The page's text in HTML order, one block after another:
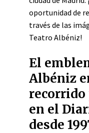
oportunidad de
través de las
Teatro Albéniz!
El
Albéniz
en el
desde